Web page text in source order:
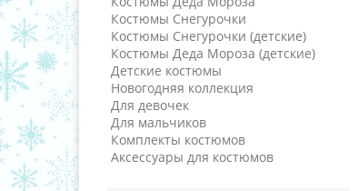
Костюмы Снегурочки
Костюмы Снегурочки (детские)
Костюмы Деда Мороза (детские)
Детские костюмы
Новогодняя коллекция
Для девочек
Для мальчиков
Комплекты костюмов
Аксессуары для костюмов